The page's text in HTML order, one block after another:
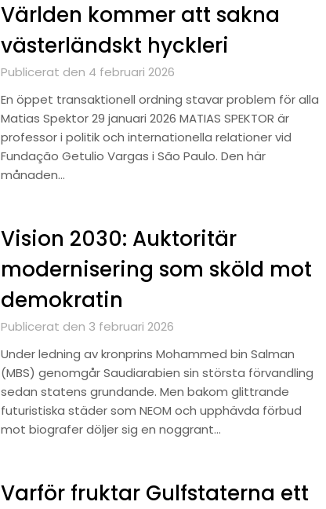
Världen kommer att sakna
västerländskt hyckleri
Publicerat den 4 februari 2026
En öppet transaktionell ordning stavar problem för alla
Matias Spektor 29 januari 2026 MATIAS SPEKTOR är
professor i politik och internationella relationer vid
Fundação Getulio Vargas i São Paulo. Den här
månaden…
Vision 2030: Auktoritär
modernisering som sköld mot
demokratin
Publicerat den 3 februari 2026
Under ledning av kronprins Mohammed bin Salman
(MBS) genomgår Saudiarabien sin största förvandling
sedan statens grundande. Men bakom glittrande
futuristiska städer som NEOM och upphävda förbud
mot biografer döljer sig en noggrant…
Varför fruktar Gulfstaterna ett